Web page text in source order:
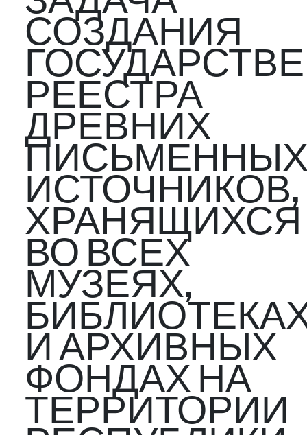
СОЗДАНИЯ
РЕЕСТРА
ДРЕВНИХ
ИСТОЧНИКОВ,
ХРАНЯЩИХСЯ
ВО ВСЕХ
МУЗЕЯХ,
И АРХИВНЫХ
ФОНДАХ НА
ТЕРРИТОРИИ